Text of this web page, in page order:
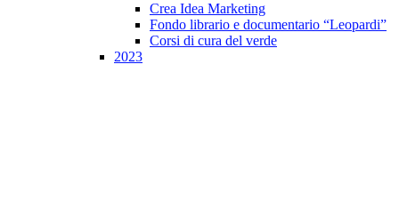
Crea Idea Marketing
Fondo librario e documentario “Leopardi”
Corsi di cura del verde
2023